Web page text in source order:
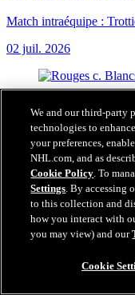
Match intraéquipe :
02 juil. 2026
We and our third-party
technologies to
your preferences,
NHL.com, and as
Cookie Policy. To
Settings. By accessing
to this collection and
how you interact with
you may view) and our
Cookie